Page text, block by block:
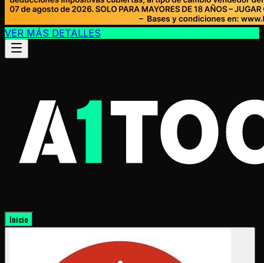
VER MÁS DETALLES
Inicio